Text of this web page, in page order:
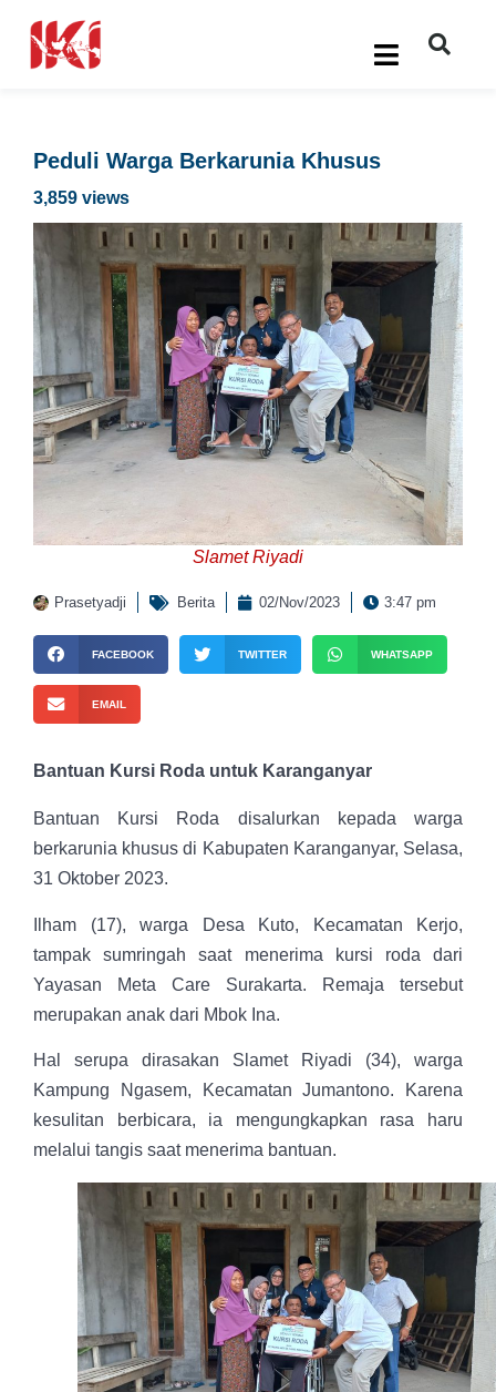
Peduli Warga Berkarunia Khusus
3,859 views
Slamet Riyadi
Prasetyadji Berita 02/Nov/2023 3:47 pm
FACEBOOK TWITTER WHATSAPP
EMAIL
Bantuan Kursi Roda untuk Karanganyar
Bantuan Kursi Roda disalurkan kepada warga
berkarunia khusus di Kabupaten Karanganyar, Selasa,
31 Oktober 2023.
Ilham (17), warga Desa Kuto, Kecamatan Kerjo,
tampak sumringah saat menerima kursi roda dari
Yayasan Meta Care Surakarta. Remaja tersebut
merupakan anak dari Mbok Ina.
Hal serupa dirasakan Slamet Riyadi (34), warga
Kampung Ngasem, Kecamatan Jumantono. Karena
kesulitan berbicara, ia mengungkapkan rasa haru
melalui tangis saat menerima bantuan.